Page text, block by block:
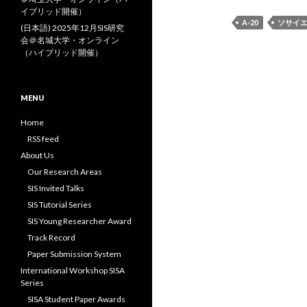
A-20 ソサイ
イブリッド開催）
(日本語) 2025年12月SIS研究
会＠名城大学・オンライン
（ハイブリッド開催）
MENU
Home
RSS feed
About Us
Our Research Areas
SIS Invited Talks
SIS Tutorial Series
SIS Young Researcher Award
Track Record
Paper Submission System
International Workshop SISA
Series
SISA Student Paper Awards